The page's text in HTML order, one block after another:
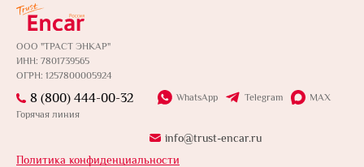
ООО "ТРАСТ ЭНКАР"
ИНН: 7801739565
ОГРН: 1257800005924
Политика конфиденциальности
8 (800) 444-00-32
Горячая линия
WhatsApp Telegram MAX
info@trust-encar.ru